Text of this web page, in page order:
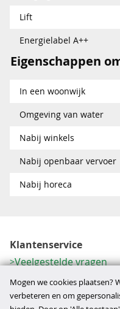
Lift
Energielabel A++
Eigenschappen
In een woonwijk
Omgeving van water
Nabij winkels
Nabij openbaar vervoer
Nabij horeca
Klantenservice
Veelgestelde vragen
Contactformulier
Herroeping
Mogen we cookies plaatsen?
verbeteren en om